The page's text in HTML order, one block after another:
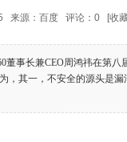
来源：百度 评论： 0 [收
事长兼CEO周鸿祎在第八
其一，不安全的源头是漏